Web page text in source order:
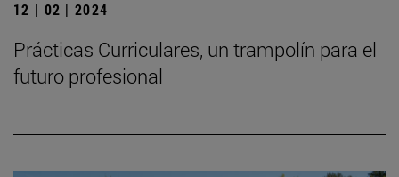
12 | 02 | 2024
Prácticas Curriculares, un trampolín para el
futuro profesional